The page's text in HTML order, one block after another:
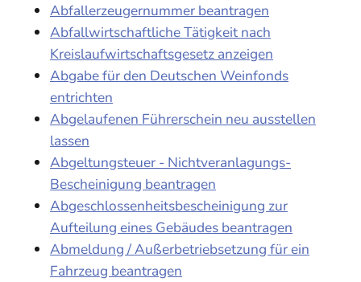
Abfallerzeugernummer beantragen
Abfallwirtschaftliche Tätigkeit nach
Kreislaufwirtschaftsgesetz anzeigen
Abgabe für den Deutschen Weinfonds
entrichten
Abgelaufenen Führerschein neu ausstellen
lassen
Abgeltungsteuer - Nichtveranlagungs-
Bescheinigung beantragen
Abgeschlossenheitsbescheinigung zur
Aufteilung eines Gebäudes beantragen
Abmeldung / Außerbetriebsetzung für ein
Fahrzeug beantragen